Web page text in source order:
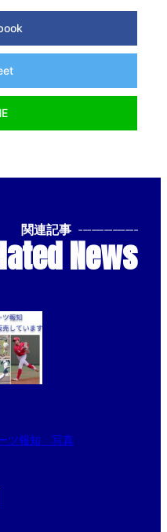
関連記事 --------------
News
ーツ報知 写真